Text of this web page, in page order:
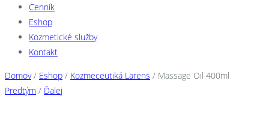
Cenník
Eshop
Kozmetické služby
Kontakt
Domov/ Eshop / Kozmeceutiká Larens / Massage Oil 400ml
Predtým / Ďalej